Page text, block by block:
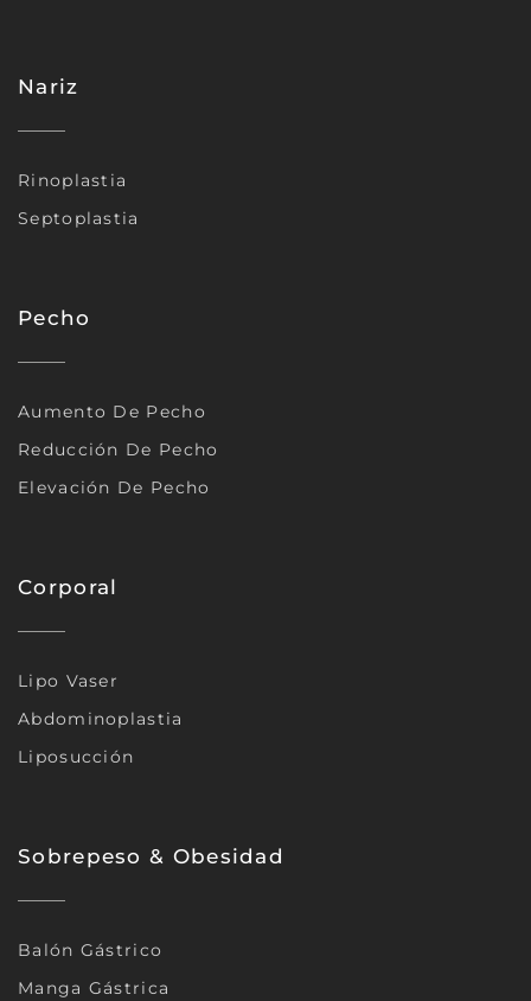
Nariz
Rinoplastia
Septoplastia
Pecho
Aumento De Pecho
Reducción De Pecho
Elevación De Pecho
Corporal
Lipo Vaser
Abdominoplastia
Liposucción
Sobrepeso & Obesidad
Balón Gástrico
Manga Gástrica